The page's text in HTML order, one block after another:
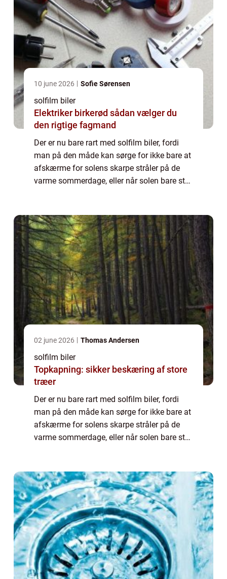
10 june 2026 Sofie Sørensen
solfilm biler
Elektriker birkerød sådan vælger du
den rigtige fagmand
Der er nu bare rart med solfilm biler, fordi
man på den måde kan sørge for ikke bare at
afskærme for solens skarpe stråler på de
varme sommerdage, eller når solen bare står
02 june 2026 Thomas Andersen
solfilm biler
Topkapning: sikker beskæring af store
træer
Der er nu bare rart med solfilm biler, fordi
man på den måde kan sørge for ikke bare at
afskærme for solens skarpe stråler på de
varme sommerdage, eller når solen bare står